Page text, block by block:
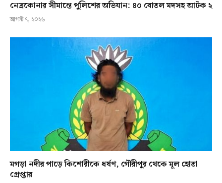
নেত্রকোনার সীমান্তে পুলিশের অভিযান: ৪০ বোতল মদসহ আটক ২
আগস্ট ৭, ২০২৬
মগড়া নদীর পাড়ে কিশোরীকে ধর্ষণ, গৌরীপুর থেকে মূল হোতা
গ্রেপ্তার